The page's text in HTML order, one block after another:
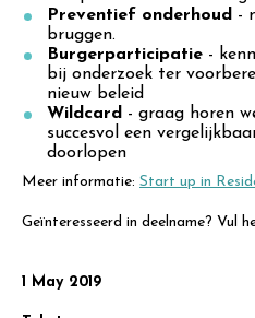
Preventief onderhoud -
bruggen.
Burgerparticipatie -
bij onderzoek ter
nieuw beleid
Wildcard - graag horen
succesvol een
doorlopen
Meer informatie: Start up in
Geïnteresseerd in deelname? Vul
1 May 2019